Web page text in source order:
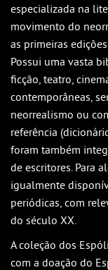
especializada na
movimento do
as primeiras
Possui uma vasta
ficção, teatro,
contemporâneas,
neorrealismo ou
referência
foram também
de escritores. Para
igualmente
periódicas, com
do século XX.
A coleção dos
com a doação do